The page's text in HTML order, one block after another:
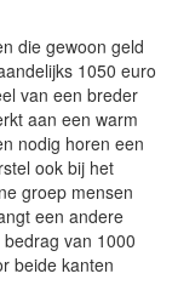
die gewoon geld
1050 euro
van een breder
aan een warm
nodig horen een
ook bij het
groep mensen
een andere
van 1000
beide kanten